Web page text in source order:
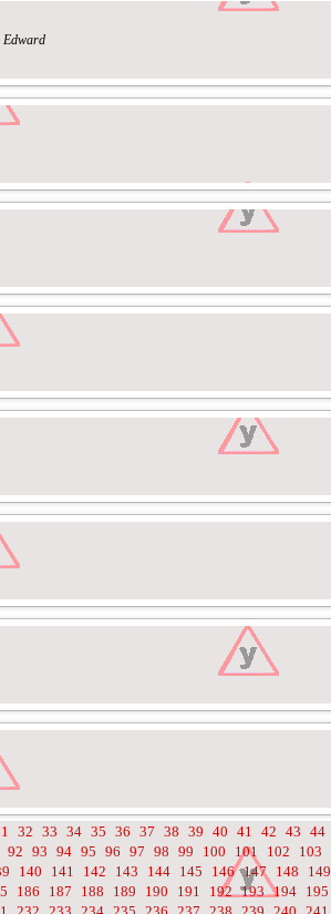
Edward
32 33 34 35 36 37 38 39 40 41 42 43 44
92 93 94 95 96 97 98 99 100 101 102 103
140 141 142 143 144 145 146 147 148 149
186 187 188 189 190 191 192 193 194 195